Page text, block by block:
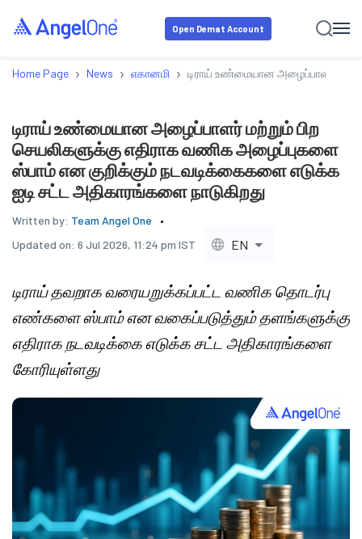
Open Demat Account
Home Page › News › எகானமி › டிராய் உண்மையான அழைப்பாளர்
டிராய் உண்மையான அழைப்பாளர் மற்றும் பிற
செயலிகளுக்கு எதிராக வணிக அழைப்புகளை
ஸ்பாம் என குறிக்கும் நடவடிக்கைகளை எடுக்க
ஐடி சட்ட அதிகாரங்களை நாடுகிறது
Written by: Team Angel One
Updated on: 6 Jul 2026, 11:24 pm IST EN
டிராய் தவறாக வரையறுக்கப்பட்ட வணிக தொடர்பு
எண்களை ஸ்பாம் என வகைப்படுத்தும் தளங்களுக்கு
எதிராக நடவடிக்கை எடுக்க சட்ட அதிகாரங்களை
கோரியுள்ளது